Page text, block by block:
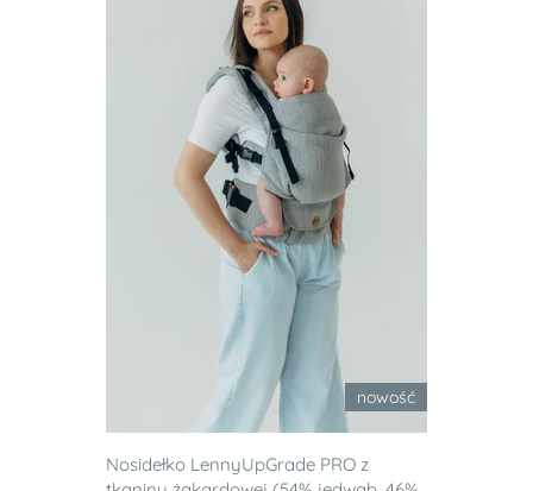
nowość
Nosidełko LennyUpGrade PRO z